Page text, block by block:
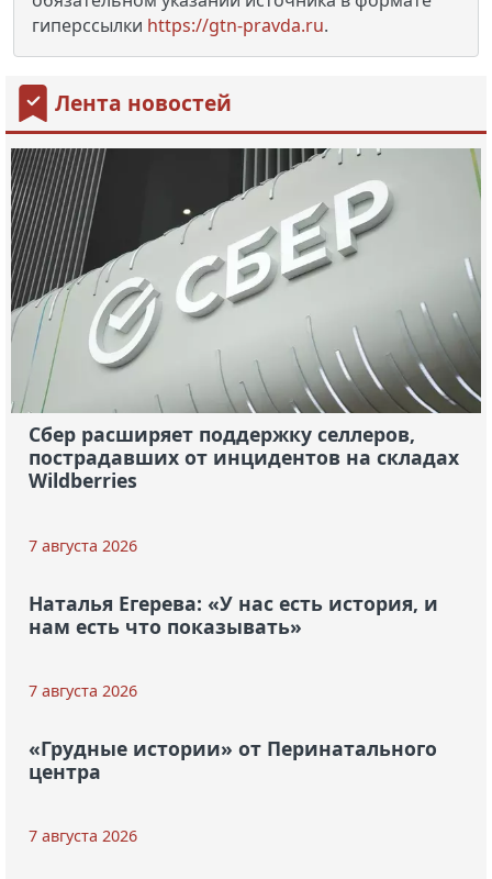
гиперссылки https://gtn-pravda.ru.
Лента новостей
Сбер расширяет поддержку селлеров,
пострадавших от инцидентов на складах
Wildberries
7 августа 2026
Наталья Егерева: «У нас есть история, и
нам есть что показывать»
7 августа 2026
«Грудные истории» от Перинатального
центра
7 августа 2026